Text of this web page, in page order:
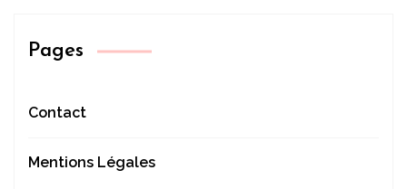
Pages
Contact
Mentions Légales